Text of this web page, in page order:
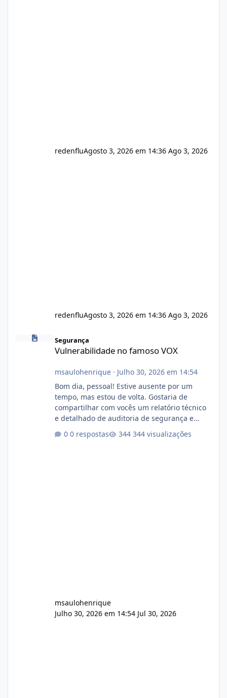
redenfluAgosto 3, 2026 em 14:36 Ago 3, 2026
redenfluAgosto 3, 2026 em 14:36 Ago 3, 2026
Segurança
Vulnerabilidade no famoso VOX
msaulohenrique· Julho 30, 2026 em 14:54
Bom dia, pessoal! Estive ausente por um
tempo, mas estou de volta. Gostaria de
compartilhar com vocês um relatório técnico
e detalhado de auditoria de segurança e
atualmente em circulação e comercialização
0 respostas 344 visualizações
msaulohenrique
Julho 30, 2026 em 14:54 Jul 30, 2026